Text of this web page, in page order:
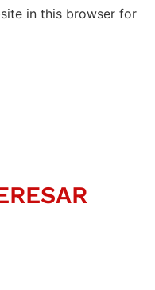
in this browser for